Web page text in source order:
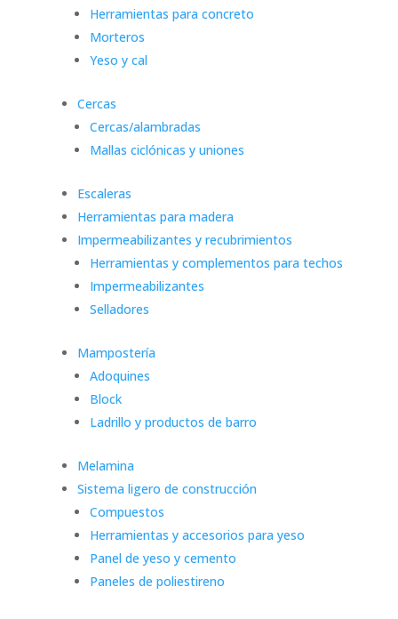
Herramientas para concreto
Morteros
Yeso y cal
Cercas
Cercas/alambradas
Mallas ciclónicas y uniones
Escaleras
Herramientas para madera
Impermeabilizantes y recubrimientos
Herramientas y complementos para techos
Impermeabilizantes
Selladores
Mampostería
Adoquines
Block
Ladrillo y productos de barro
Melamina
Sistema ligero de construcción
Compuestos
Herramientas y accesorios para yeso
Panel de yeso y cemento
Paneles de poliestireno